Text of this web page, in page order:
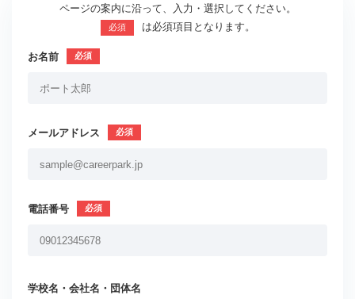
ページの案内に沿って、入力・選択してください。
必須 は必須項目となります。
お名前
メールアドレス
電話番号
学校名・会社名・団体名